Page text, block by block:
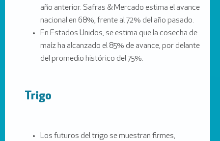
año anterior. Safras & Mercado estima el avance
nacional en 68%, frente al 72% del año pasado.
En Estados Unidos, se estima que la cosecha de
maíz ha alcanzado el 85% de avance, por delante
del promedio histórico del 75%.
Trigo
Los futuros del trigo se muestran firmes,